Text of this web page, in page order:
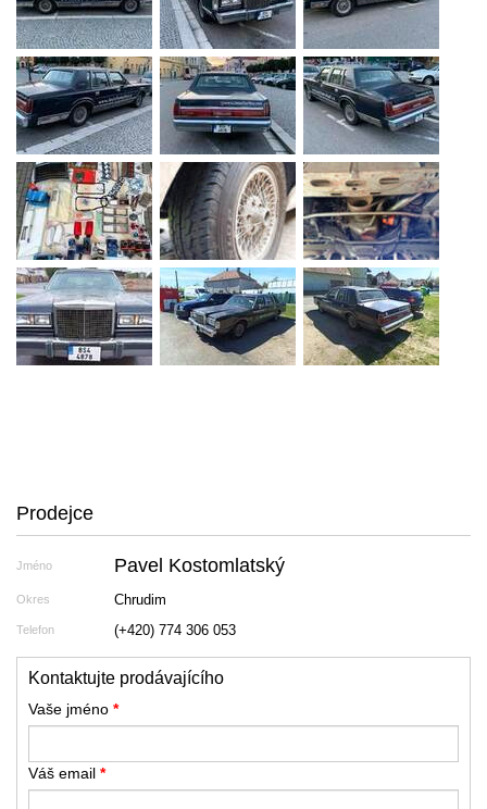
Prodejce
Jméno Pavel Kostomlatský
Okres Chrudim
Telefon (+420) 774 306 053
Kontaktujte prodávajícího
Vaše jméno *
Váš email *